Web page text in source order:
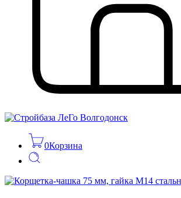
0Корзина